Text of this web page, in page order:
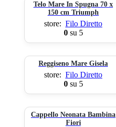
Telo Mare In Spugna 70 x
150 cm Triumph
store: Filo Diretto
0su 5
Reggiseno Mare Gisela
store: Filo Diretto
0su 5
Cappello Neonata Bambina
Fiori